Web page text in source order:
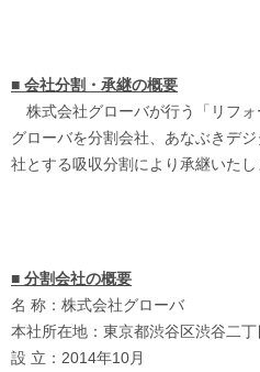
■ 会社分割・承継の概要
株式会社グローバが行う「リフ
グローバを分割会社、あなぶきデ
社とする吸収分割により承継いたし
■ 分割会社の概要
名 称：株式会社グローバ
本社所在地：東京都渋谷区渋谷二
設 立：2014年10月